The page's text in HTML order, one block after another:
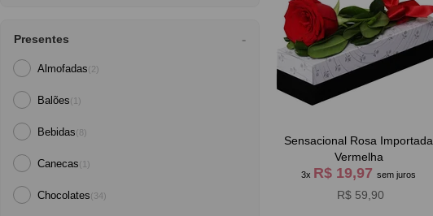
Presentes
Almofadas(2)
Balões(1)
Bebidas(8)
Canecas(1)
Chocolates(34)
Sensacional Rosa Importada
Vermelha
3x R$ 19,97sem juros
R$ 59,90